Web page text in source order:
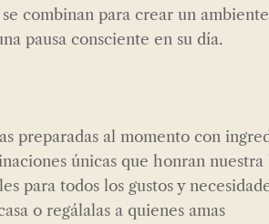
combinan para crear un
pausa consciente en su día.
preparadas al momento con
únicas que honran
para todos los gustos y
o regálalas a quienes amas